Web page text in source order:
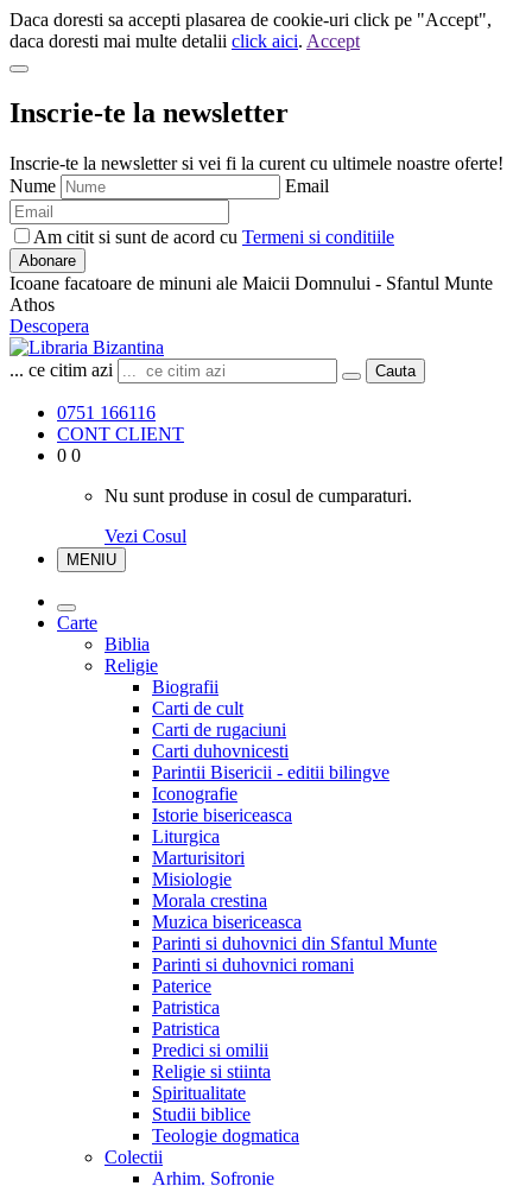
Daca doresti sa accepti plasarea de cookie-uri click pe "Accept",
daca doresti mai multe detalii click aici. Accept
Inscrie-te la newsletter
Inscrie-te la newsletter si vei fi la curent cu ultimele noastre oferte!
Nume
Email
Am citit si sunt de acord cu Termeni si conditiile
Abonare
Icoane facatoare de minuni ale Maicii Domnului - Sfantul Munte
Athos
Descopera
... ce citim azi Cauta
0751 166116
CONT CLIENT
0 0
Nu sunt produse in cosul de cumparaturi.
Vezi Cosul
MENIU
Carte
Biblia
Religie
Biografii
Carti de cult
Carti de rugaciuni
Carti duhovnicesti
Parintii Bisericii - editii bilingve
Iconografie
Istorie bisericeasca
Liturgica
Marturisitori
Misiologie
Morala crestina
Muzica bisericeasca
Parinti si duhovnici din Sfantul Munte
Parinti si duhovnici romani
Paterice
Patristica
Patristica
Predici si omilii
Religie si stiinta
Spiritualitate
Studii biblice
Teologie dogmatica
Colectii
Arhim. Sofronie